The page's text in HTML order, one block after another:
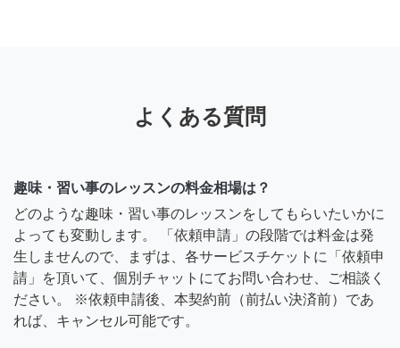
よくある質問
趣味・習い事のレッスンの料金相場は？
どのような趣味・習い事のレッスンをしてもらいたいかに
よっても変動します。 「依頼申請」の段階では料金は発
生しませんので、まずは、各サービスチケットに「依頼申
請」を頂いて、個別チャットにてお問い合わせ、ご相談く
ださい。 ※依頼申請後、本契約前（前払い決済前）であ
れば、キャンセル可能です。